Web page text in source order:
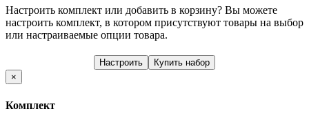
Настроить комплект или добавить в корзину? Вы можете
настроить комплект, в котором присутствуют товары на выбор
или настраиваемые опции товара.
Настроить
Купить набор
×
Комплект